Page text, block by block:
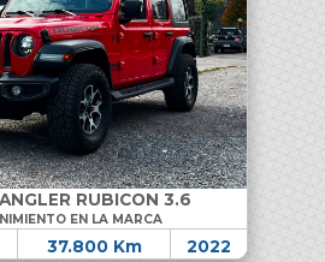
RUBICON 3.6
EN LA MARCA
37.800 Km 2022